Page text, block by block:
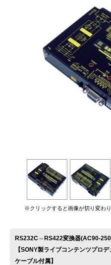
お客
お問
※クリックすると画像が切り変わり
RS232C⇔RS422変換器(AC90-
【SONY製ライブコンテンツプロ
ケーブル付属】